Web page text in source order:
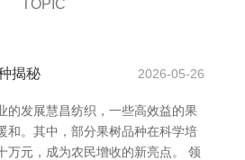
TOPIC
揭秘 2026-05-26
的发展慧昌纺织，一些高效益的果
和。其中，部分果树品种在科学培
万元，成为农民增收的新亮点。 领